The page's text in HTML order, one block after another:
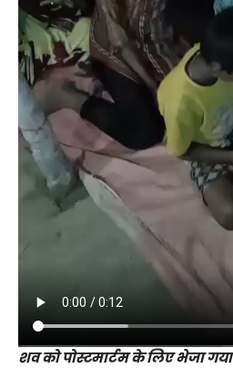
​शव को पोस्टमार्टम के लिए भेजा गया